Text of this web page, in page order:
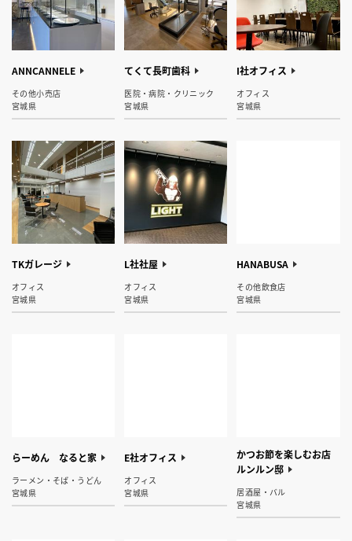
ANNCANNELE
その他小売店
宮城県
てくて長町歯科
医院・病院・クリニック
宮城県
I社オフィス
オフィス
宮城県
TKガレージ
オフィス
宮城県
L社社屋
オフィス
宮城県
HANABUSA
その他飲食店
宮城県
らーめん なると家
ラーメン・そば・うどん
宮城県
E社オフィス
オフィス
宮城県
かつお節を楽しむお店
ルンルン邸
居酒屋・バル
宮城県